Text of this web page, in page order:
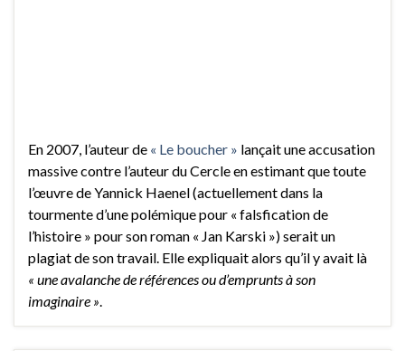
En 2007, l’auteur de « Le boucher » lançait une accusation
massive contre l’auteur du Cercle en estimant que toute
l’œuvre de Yannick Haenel (actuellement dans la
tourmente d’une polémique pour « falsfication de
l’histoire » pour son roman « Jan Karski ») serait un
plagiat de son travail. Elle expliquait alors qu’il y avait là
« une avalanche de références ou d’emprunts à son
imaginaire »